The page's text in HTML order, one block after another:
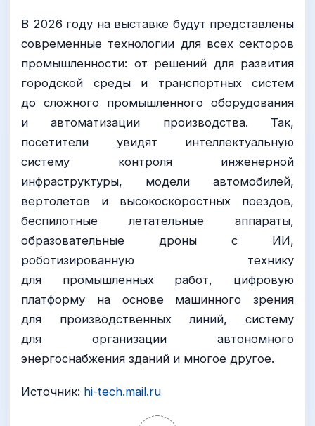
В 2026 году на выставке будут представлены
современные технологии для всех секторов
промышленности: от решений для развития
городской среды и транспортных систем
до сложного промышленного оборудования
и автоматизации производства. Так,
посетители увидят интеллектуальную
систему контроля инженерной
инфраструктуры, модели автомобилей,
вертолетов и высокоскоростных поездов,
беспилотные летательные аппараты,
образовательные дроны с ИИ,
роботизированную технику
для промышленных работ, цифровую
платформу на основе машинного зрения
для производственных линий, систему
для организации автономного
энергоснабжения зданий и многое другое.
Источник: hi-tech.mail.ru